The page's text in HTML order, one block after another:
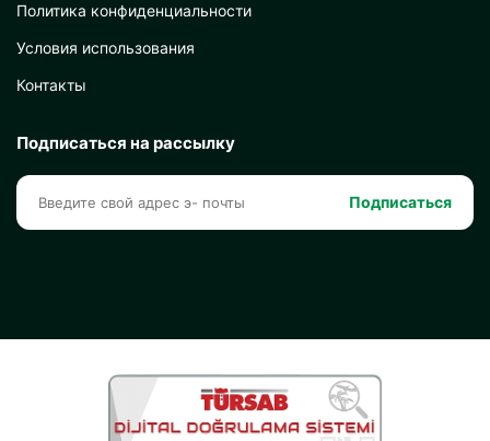
Политика конфиденциальности
Условия использования
Контакты
Подписаться на рассылку
Подписаться